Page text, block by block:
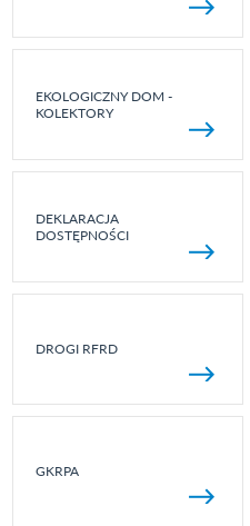
EKOLOGICZNY DOM -
KOLEKTORY
DEKLARACJA
DOSTĘPNOŚCI
DROGI RFRD
GKRPA